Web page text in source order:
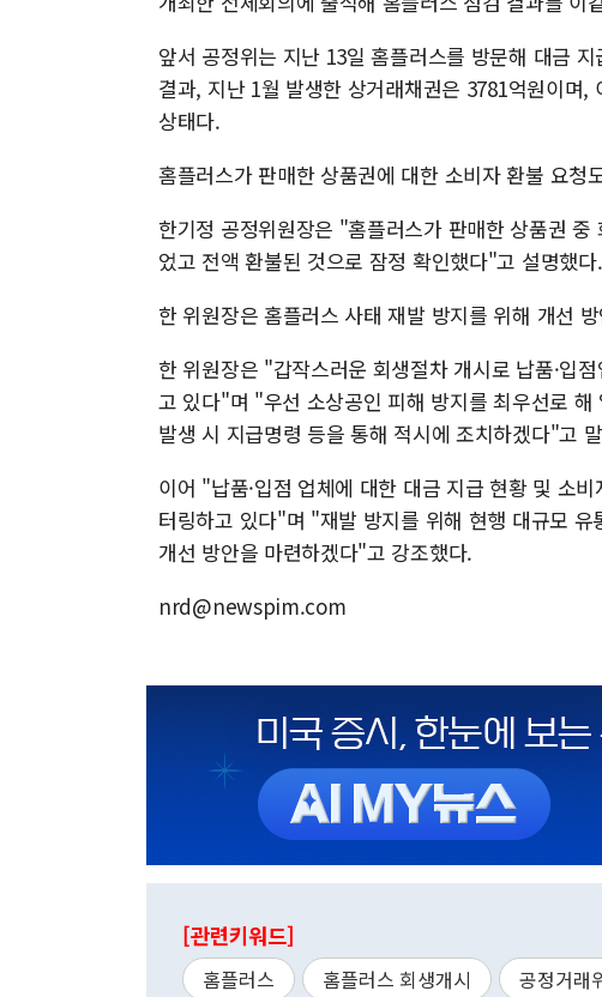
앞서 공정위는 지난 13일 홈플러스를 방문해 대금
결과, 지난 1월 발생한 상거래채권은 3781억원이며
상태다.
홈플러스가 판매한 상품권에 대한 소비자 환불 요청
한기정 공정위원장은 "홈플러스가 판매한 상품권
었고 전액 환불된 것으로 잠정 확인했다"고 설명했다.
한 위원장은 홈플러스 사태 재발 방지를 위해 개선
한 위원장은 "갑작스러운 회생절차 개시로 납품·입
고 있다"며 "우선 소상공인 피해 방지를 최우선로
발생 시 지급명령 등을 통해 적시에 조치하겠다"고
이어 "납품·입점 업체에 대한 대금 지급 현황 및 소
터링하고 있다"며 "재발 방지를 위해 현행 대규모
개선 방안을 마련하겠다"고 강조했다.
nrd@newspim.com
[관련키워드]
홈플러스 홈플러스 회생개시 공정거래